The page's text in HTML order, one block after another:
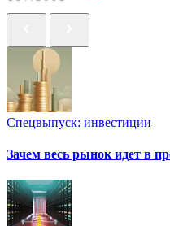
Спецвыпуск: инвестиции
Зачем весь рынок идет в